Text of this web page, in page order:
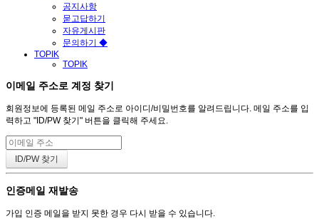
공지사항
묻고답하기
자유게시판
문의하기 ◆
TOPIK
TOPIK
이메일 주소로 계정 찾기
회원정보에 등록된 메일 주소로 아이디/비밀번호를 알려드립니다. 메일 주소를 입
력하고 "ID/PW 찾기" 버튼을 클릭해 주세요.
인증메일 재발송
가입 인증 메일을 받지 못한 경우 다시 받을 수 있습니다.